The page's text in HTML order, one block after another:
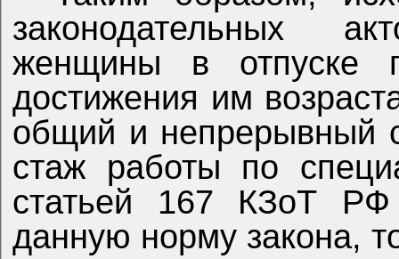
законодательных
женщины в отпуске
достижения им
общий и непрерывный
стаж работы по
статьей 167 КЗоТ
данную норму закона,